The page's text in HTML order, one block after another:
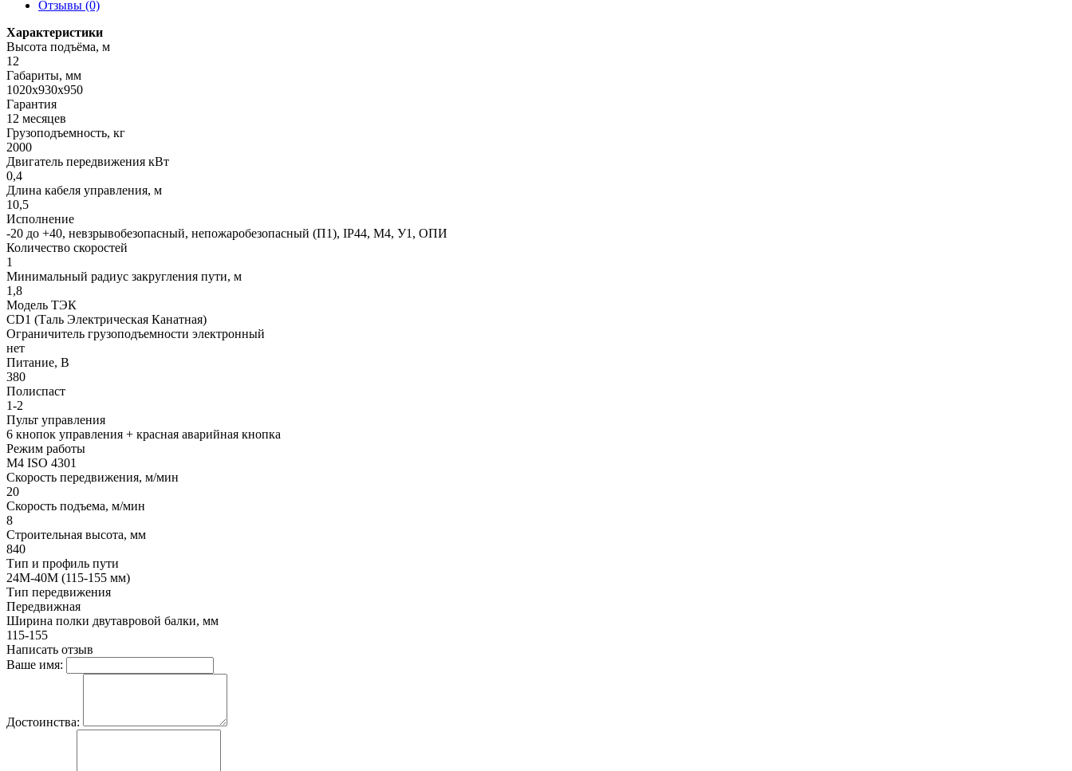
Отзывы (0)
Характеристики
Высота подъёма, м
12
Габариты, мм
1020х930х950
Гарантия
12 месяцев
Грузоподъемность, кг
2000
Двигатель передвижения кВт
0,4
Длина кабеля управления, м
10,5
Исполнение
-20 до +40, невзрывобезопасный, непожаробезопасный (П1), IP44, M4, У1, ОПИ
Количество скоростей
1
Минимальный радиус закругления пути, м
1,8
Модель ТЭК
CD1 (Таль Электрическая Канатная)
Ограничитель грузоподъемности электронный
нет
Питание, В
380
Полиспаст
1-2
Пульт управления
6 кнопок управления + красная аварийная кнопка
Режим работы
M4 ISO 4301
Скорость передвижения, м/мин
20
Скорость подъема, м/мин
8
Строительная высота, мм
840
Тип и профиль пути
24М-40М (115-155 мм)
Тип передвижения
Передвижная
Ширина полки двутавровой балки, мм
115-155
Написать отзыв
Ваше имя:
Достоинства: